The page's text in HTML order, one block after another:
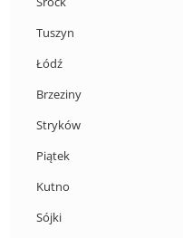
Tuszyn
Łódź
Brzeziny
Stryków
Piątek
Kutno
Sójki